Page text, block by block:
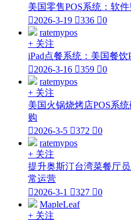
美国零售POS系统：软
2026-3-19 336 0
ratemypos
+ 关注
iPad点餐系统：美国餐
2026-3-16 359 0
ratemypos
+ 关注
美国火锅烧烤店POS系
购
2026-3-5 372 0
ratemypos
+ 关注
提升奥斯汀台湾菜餐厅
常运营
2026-3-1 327 0
MapleLeaf
+ 关注